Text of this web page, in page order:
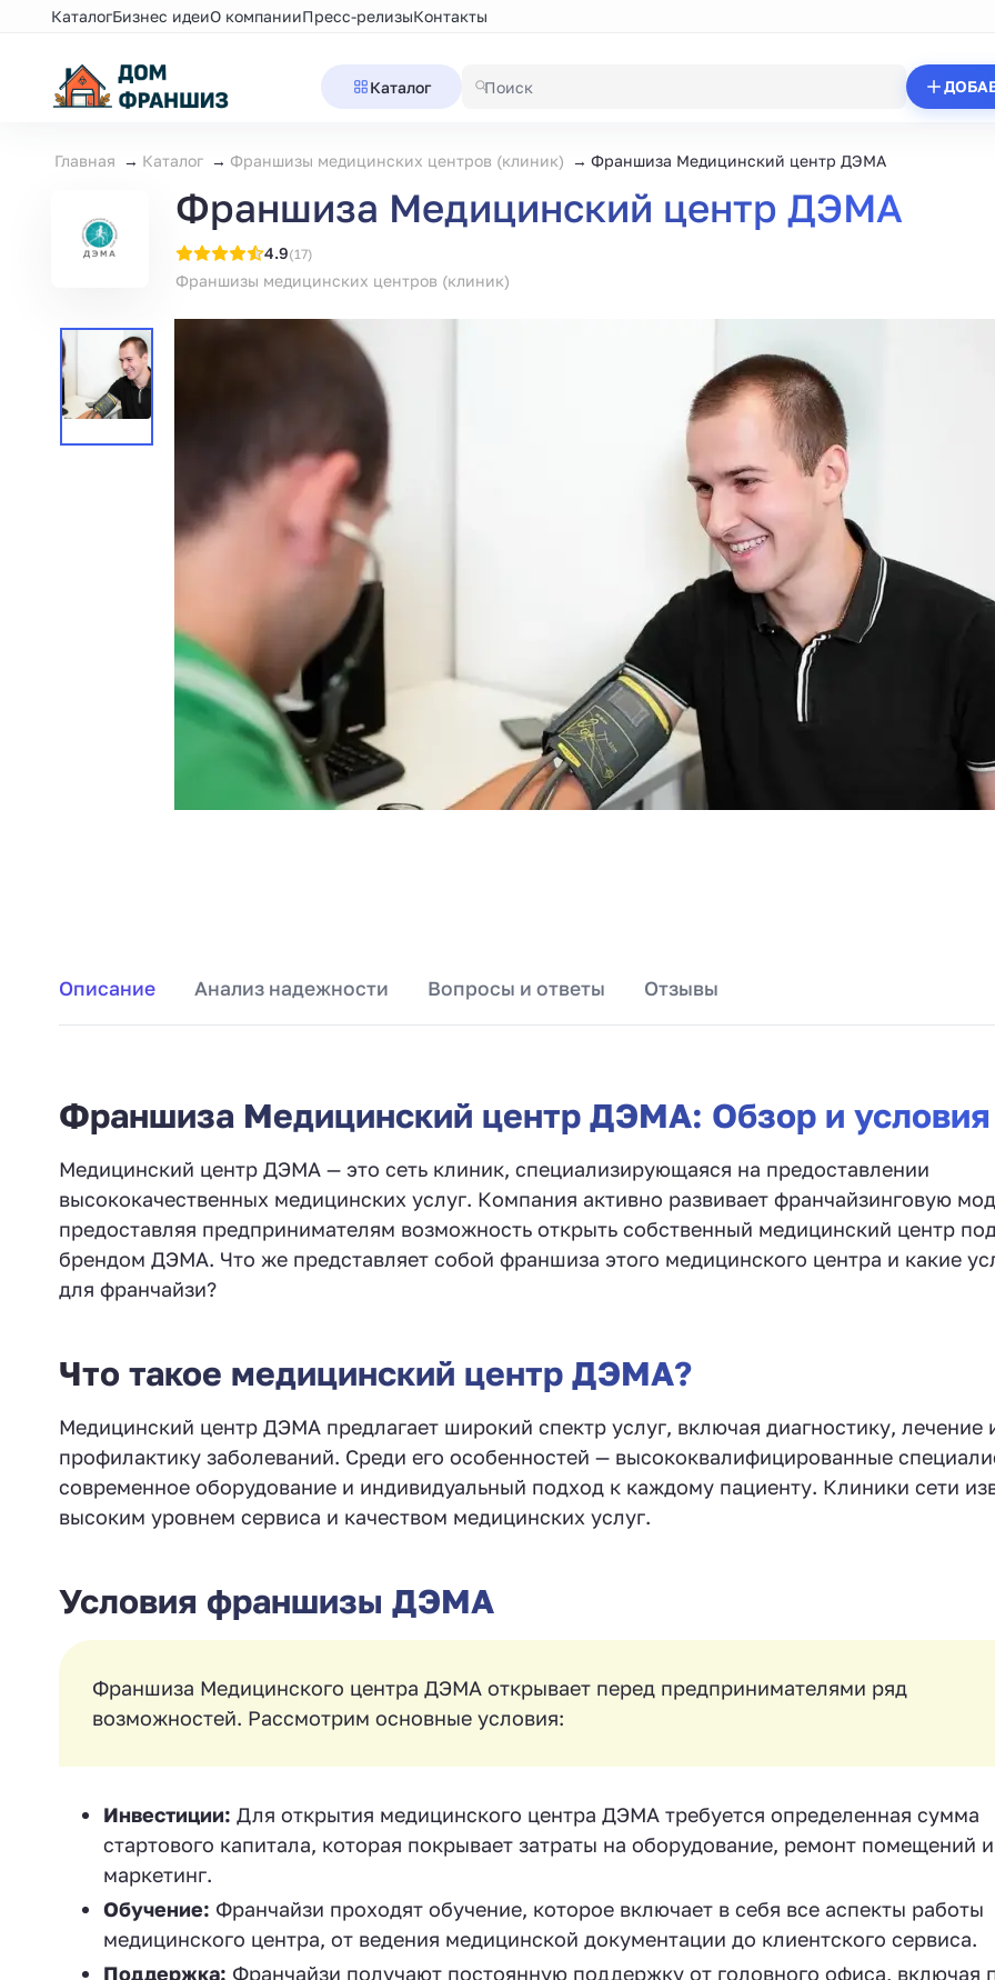
КаталогБизнес идеиО компанииПресс-релизыКонтакты
Каталог
Главная Каталог Франшизы медицинских центров (клиник) Франшиза Медицинский центр ДЭМА
Франшиза Медицинский центр ДЭМА
4.9(17)
Франшизы медицинских центров (клиник)
Описание Анализ надежности Вопросы и ответы Отзывы
Франшиза Медицинский центр ДЭМА: Обзор и условия
Медицинский центр ДЭМА — это сеть клиник, специализирующаяся на предоставлении
высококачественных медицинских услуг. Компания активно развивает франчайзинговую
предоставляя предпринимателям возможность открыть собственный медицинский центр
брендом ДЭМА. Что же представляет собой франшиза этого медицинского центра и какие
для франчайзи?
Что такое медицинский центр ДЭМА?
Медицинский центр ДЭМА предлагает широкий спектр услуг, включая диагностику, лечение
профилактику заболеваний. Среди его особенностей — высококвалифицированные
современное оборудование и индивидуальный подход к каждому пациенту. Клиники сети
высоким уровнем сервиса и качеством медицинских услуг.
Условия франшизы ДЭМА
Франшиза Медицинского центра ДЭМА открывает перед предпринимателями ряд
возможностей. Рассмотрим основные условия:
Инвестиции: Для открытия медицинского центра ДЭМА требуется определенная сумма
стартового капитала, которая покрывает затраты на оборудование, ремонт помещений и
маркетинг.
Обучение: Франчайзи проходят обучение, которое включает в себя все аспекты работы
медицинского центра, от ведения медицинской документации до клиентского сервиса.
Поддержка: Франчайзи получают постоянную поддержку от головного офиса, включая